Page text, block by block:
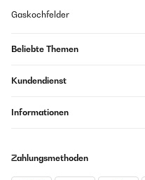
Gaskochfelder
Beliebte Themen
Kundendienst
Informationen
Zahlungsmethoden